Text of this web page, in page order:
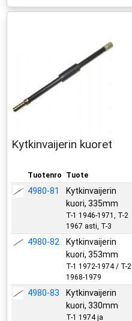
Kytkinvaijerin kuoret
Tuotenro Tuote
4980-81
Kytkinvaijerin
kuori, 335mm
T-1 1946-1971, T-2
1967 asti, T-3
4980-82
Kytkinvaijerin
kuori, 353mm
T-1 1972-1974 / T-2
1968-1979
4980-83
Kytkinvaijerin
kuori, 330mm
T-1 1974 ja